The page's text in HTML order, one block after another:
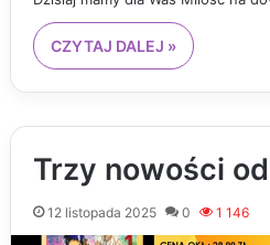
CZYTAJ DALEJ »
Trzy nowości
12 listopada 2025 0 1 146